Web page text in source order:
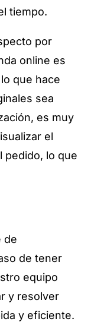
tiempo.
por
online es
que hace
sea
es muy
el
pedido, lo que
de
de tener
equipo
y resolver
y eficiente.